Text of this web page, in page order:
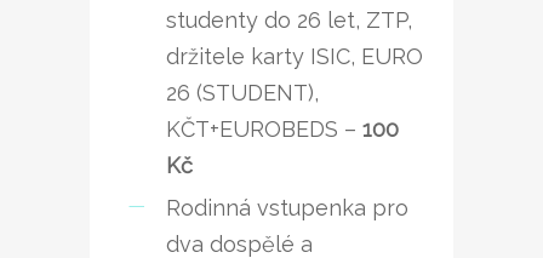
studenty do 26 let, ZTP,
držitele karty ISIC, EURO
26 (STUDENT),
KČT+EUROBEDS – 100
Kč
Rodinná vstupenka pro
dva dospělé a